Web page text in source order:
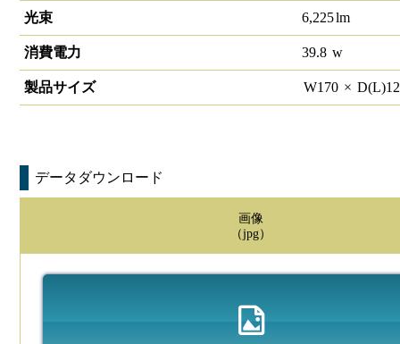
光束 6,225lm
消費電力 39.8 w
製品サイズ W170 × D(L)
データダウンロード
画像
（jpg）